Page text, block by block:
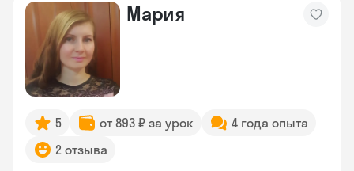
Мария
5 от 893 ₽ за урок
4 года опыта
2 отзыва